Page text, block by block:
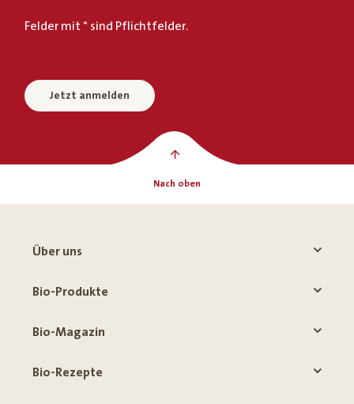
Felder mit * sind Pflichtfelder.
Jetzt anmelden
Nach oben
Über uns
Bio-Produkte
Bio-Magazin
Bio-Rezepte